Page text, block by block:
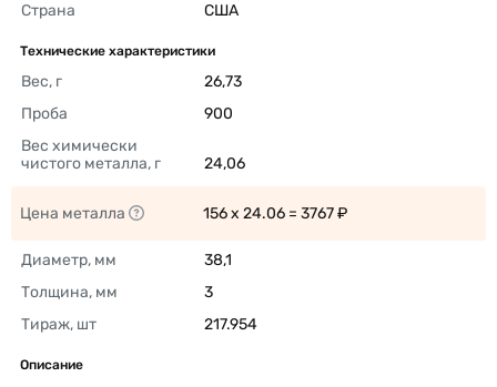
Страна
США
Технические характеристики
Вес, г
26,73
Проба
900
Вес химически
чистого металла, г
24,06
Цена металла 156 x 24.06 = 3767 ₽
Диаметр, мм
38,1
Толщина, мм
3
Тираж, шт
217.954
Описание